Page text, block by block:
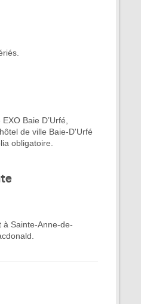
Baie D’Urfé,
de ville Baie-D'Urfé
obligatoire.
Sainte-Anne-de-